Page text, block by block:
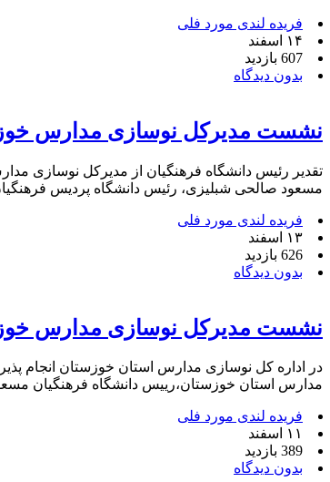
فریده لندی مورد فلی
۱۴ اسفند
607 بازدید
بدون دیدگاه
نشست مدیرکل نوسازی مدارس
تقدیر رئیس دانشگاه فرهنگیان از مدیرکل نوسازی
مسعود صالحی شبلیزی، رئیس دانشگاه پردیس
فریده لندی مورد فلی
۱۳ اسفند
626 بازدید
بدون دیدگاه
نشست مدیرکل نوسازی مدارس
در اداره کل نوسازی مدارس استان خوزستان انجام
مدارس استان خوزستان،رییس دانشگاه فرهنگیان
فریده لندی مورد فلی
۱۱ اسفند
389 بازدید
بدون دیدگاه